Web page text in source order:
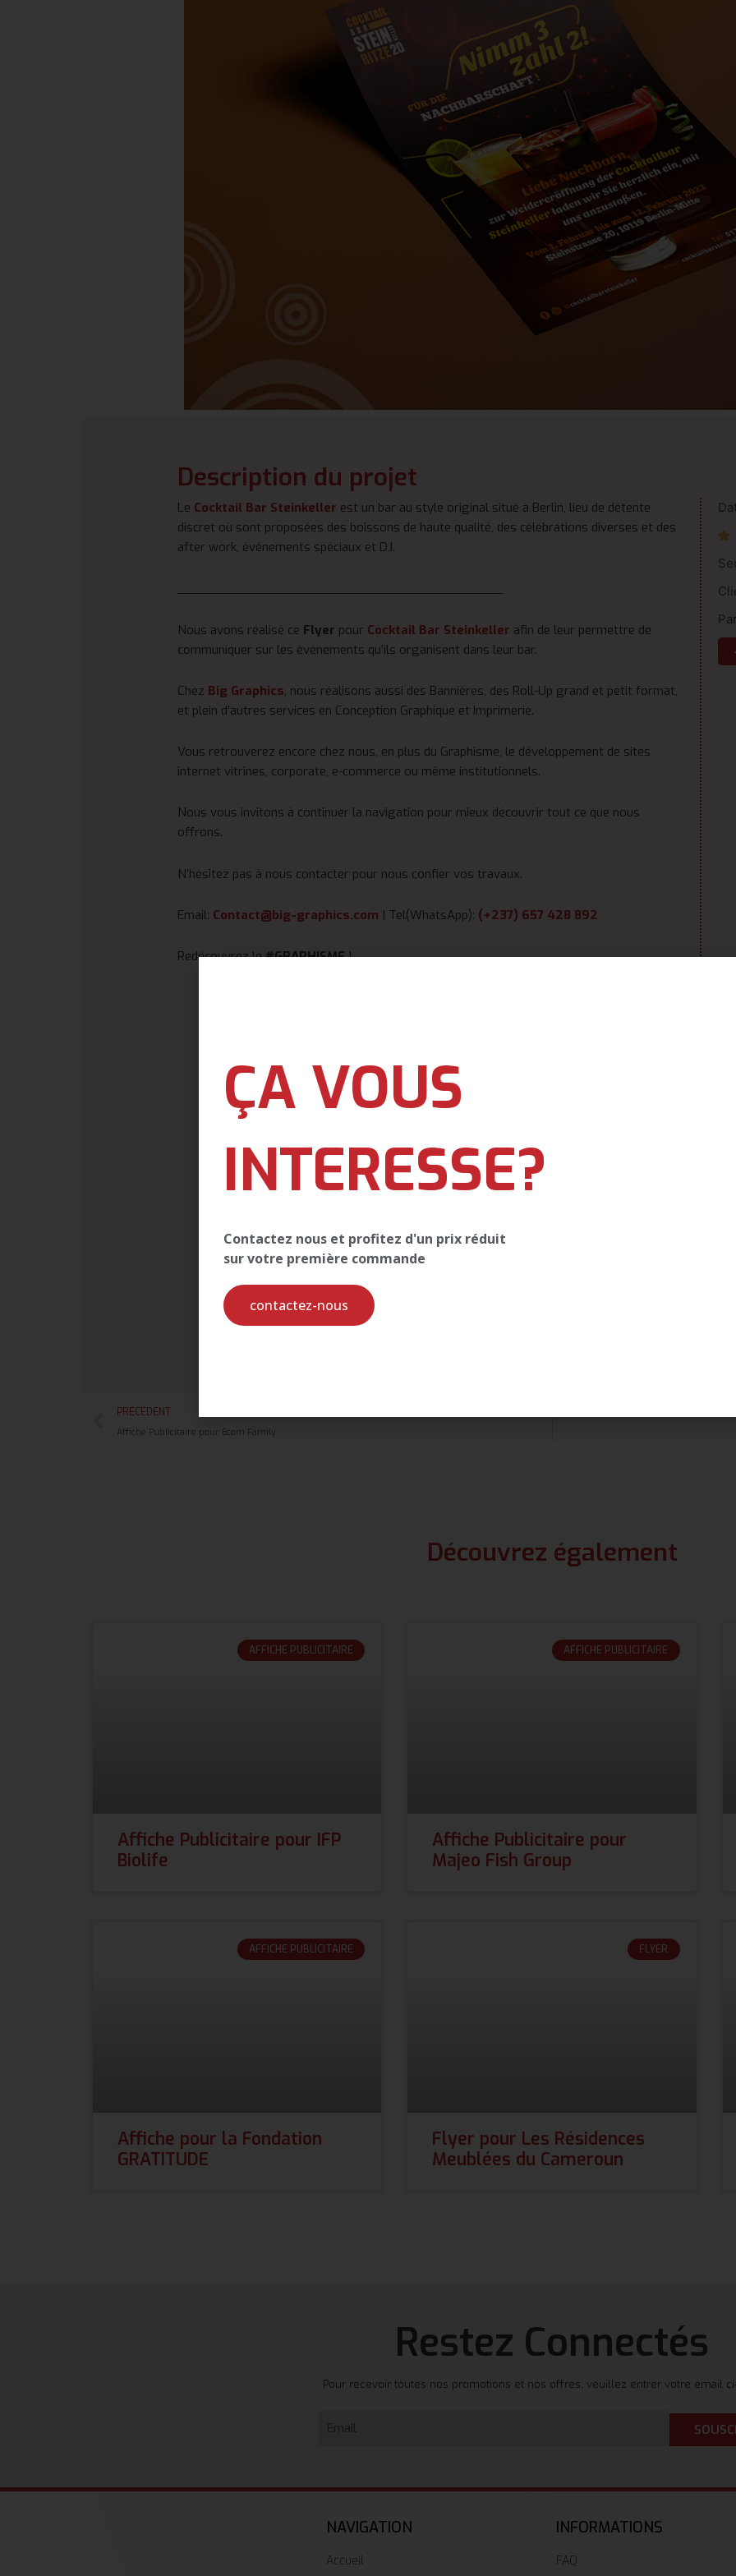
Description du projet
Le Cocktail Bar Steinkeller est un bar au style original situé à Berlin, lieu de détente
discret où sont proposées des boissons de haute qualité, des célébrations diverses et des
after work, événements spéciaux et DJ.
Nous avons réalisé ce Flyer pour Cocktail Bar Steinkeller afin de leur permettre de
communiquer sur les événements qu’ils organisent dans leur bar.
Chez Big Graphics, nous réalisons aussi des Bannières, des Roll-Up grand et petit format,
et plein d’autres services en Conception Graphique et Imprimerie.
Vous retrouverez encore chez nous, en plus du Graphisme, le développement de sites
internet vitrines, corporate, e-commerce ou même institutionnels.
Nous vous invitons à continuer la navigation pour mieux découvrir tout ce que nous
offrons.
N’hésitez pas à nous contacter pour nous confier vos travaux.
Email: Contact@big-graphics.com | Tel(WhatsApp): (+237) 657 428 892
Redécouvrez le#GRAPHISME!

PRÉCÉDENT
Affiche Publicitaire pour Ecom Family
Découvrez également
AFFICHE PUBLICITAIRE
Affiche Publicitaire pour IFP
Biolife
AFFICHE PUBLICITAIRE
Affiche Publicitaire pour
Majeo Fish Group
AFFICHE PUBLICITAIRE
Affiche pour la Fondation
GRATITUDE
FLYER
Flyer pour Les Résidences
Meublées du Cameroun
Restez Connectés
Pour recevoir toutes nos promotions et nos offres, veuillez entrer votre email
NAVIGATION
Accueil
INFORMATIONS
FAQ
ÇA VOUS
INTERESSE?
Contactez nous et profitez d'un prix réduit
sur votre première commande
contactez-nous